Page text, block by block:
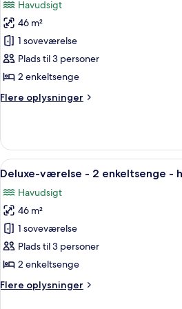
seng
havudsigt
billeder
af
Executive-
værelse
-
enkeltsenge
Havudsigt
46 m²
1 soveværelse
Plads til 3 personer
2 enkeltsenge
Flere oplysninger
Flere
værelse
2
-
havudsigt
Indlæs
alle
billeder
af
Deluxe-
værelse
-
enkeltsenge
Et
7
Deluxe-værelse - 2 enkeltsenge -
Havudsigt
46 m²
1 soveværelse
Plads til 3 personer
2 enkeltsenge
Flere oplysninger
Flere